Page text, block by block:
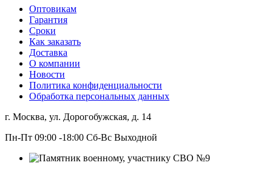
Оптовикам
Гарантия
Сроки
Как заказать
Доставка
О компании
Новости
Политика конфиденциальности
Обработка персональных данных
г. Москва, ул. Дорогобужская, д. 14
Пн-Пт 09:00 -18:00 Сб-Вс Выходной